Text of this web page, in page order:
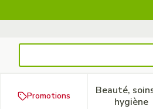
Promotions
Beauté,
hygiène